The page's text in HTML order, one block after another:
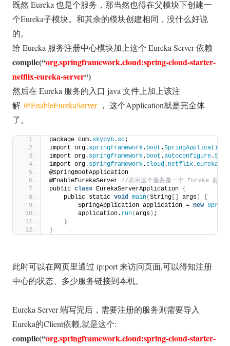
既然 Eureka 也是个服务，那当然也得在父模块下创建一
个Eureka子模块。和其余的模块创建相同，没什么好说
的。
给 Eureka 服务注册中心模块加上这个 Eureka Server 依赖
compile(“org.springframework.cloud:spring-cloud-starter-
netflix-eureka-server“)
然后在 Eureka 服务的入口 java 文件上加上该注
解 @EnableEurekaServer， 这个Application就是完全体
了。
package com. skypyb. sc;
import org. springframework. boot .SpringApplication
import org. springframework. boot .autoconfigure.
import org. springframework.cloud. netflix.eureka
@SpringBootApplication
@EnableEurekaServer //表示这个服务是一个 Eureka 服务
public class EurekaServerApplication {
    public static
void main(String args )
{
        SpringApplication application =
new
        application.
run(args ) ;
}
}
此时可以在网页里通过 ip:port 来访问页面,可以得知注册
中心的状态、多少服务链接到本机。
Eureka Server 端写完后，需要注册的服务则需要导入
Eureka的Client依赖,就是这个:
compile(“org.springframework.cloud:spring-cloud-starter-